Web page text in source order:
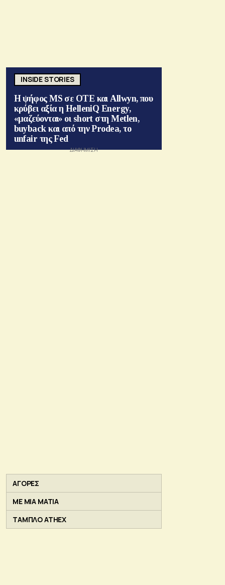
INSIDE STORIES
Η ψήφος MS σε ΟΤΕ και Allwyn, που
κρύβει αξία η HelleniQ Energy,
«μαζεύονται» οι short στη Metlen,
buyback και από την Prodea, το
unfair της Fed
ΑΓΟΡΕΣ
ΜΕ ΜΙΑ ΜΑΤΙΑ
ΤΑΜΠΛΟ ATHEX